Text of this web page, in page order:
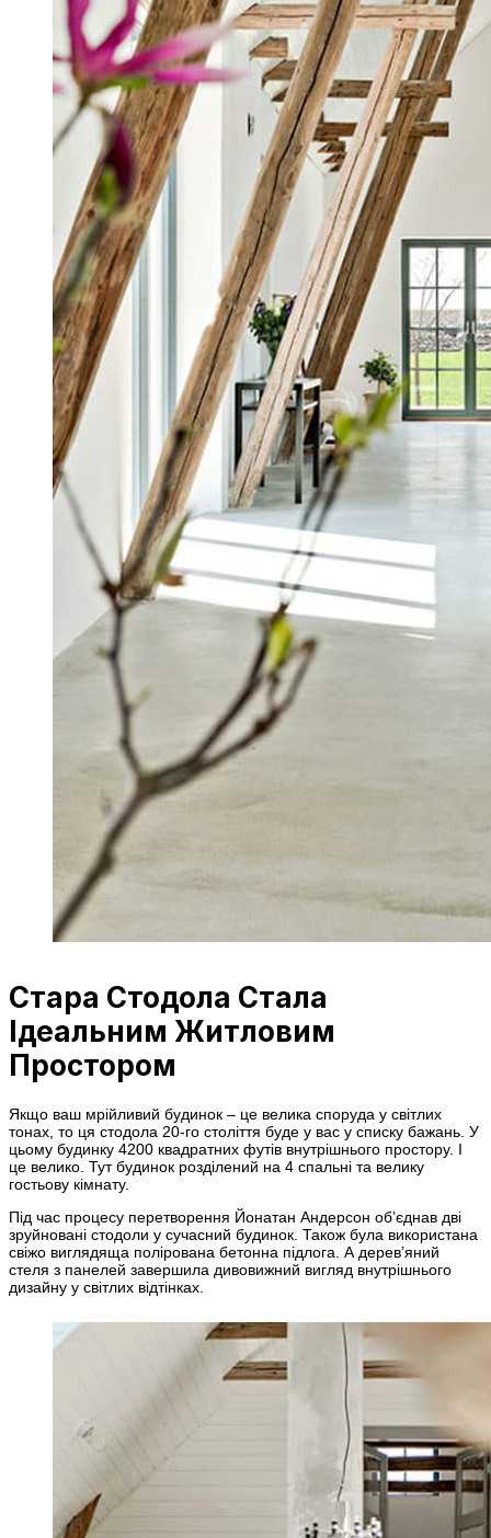
Стара Стодола Стала
Ідеальним Житловим
Простором
Якщо ваш мрійливий будинок – це велика споруда у світлих
тонах, то ця стодола 20-го століття буде у вас у списку бажань. У
цьому будинку 4200 квадратних футів внутрішнього простору. І
це велико. Тут будинок розділений на 4 спальні та велику
гостьову кімнату.
Під час процесу перетворення Йонатан Андерсон об’єднав дві
зруйновані стодоли у сучасний будинок. Також була використана
свіжо виглядяща полірована бетонна підлога. А дерев’яний
стеля з панелей завершила дивовижний вигляд внутрішнього
дизайну у світлих відтінках.